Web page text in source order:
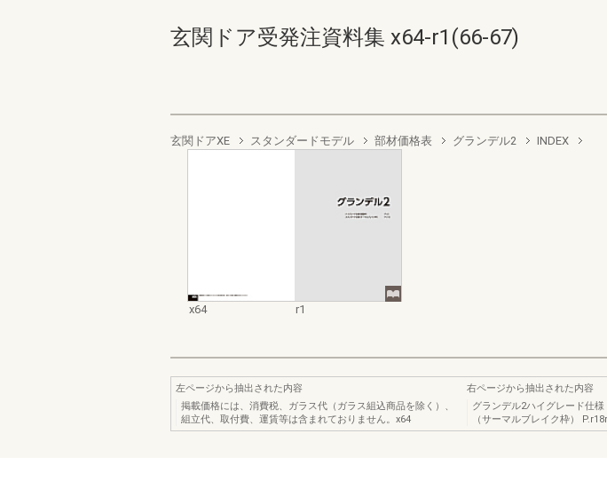
玄関ドア受発注資料集 x64-r1(66-67)
玄関ドアXE スタンダードモデル 部材価格表 グランデル2 INDEX
x64 r1
左ページから抽出された内容
掲載価格には、消費税、ガラス代（ガラス組込商品を除く）、
組立代、取付費、運賃等は含まれておりません。x64
右ページから抽出された内容
グランデル2ハイグレード仕
（サーマルブレイク枠）